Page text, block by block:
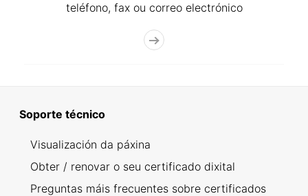
teléfono, fax ou correo electrónico
Soporte técnico
Visualización da páxina
Obter / renovar o seu certificado dixital
Preguntas máis frecuentes sobre certificados